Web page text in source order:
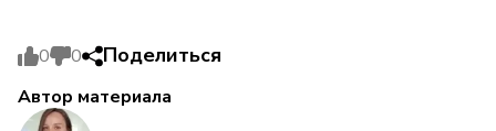
0 0 Поделиться
Автор материала